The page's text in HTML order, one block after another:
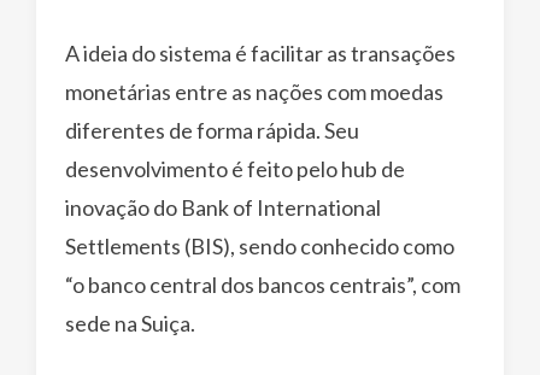
A ideia do sistema é facilitar as transações
monetárias entre as nações com moedas
diferentes de forma rápida. Seu
desenvolvimento é feito pelo hub de
inovação do Bank of International
Settlements (BIS), sendo conhecido como
“o banco central dos bancos centrais”, com
sede na Suiça.